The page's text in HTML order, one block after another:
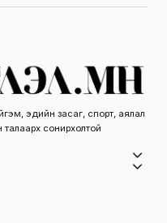
эдийн засаг, спорт, аялал
сонирхолтой